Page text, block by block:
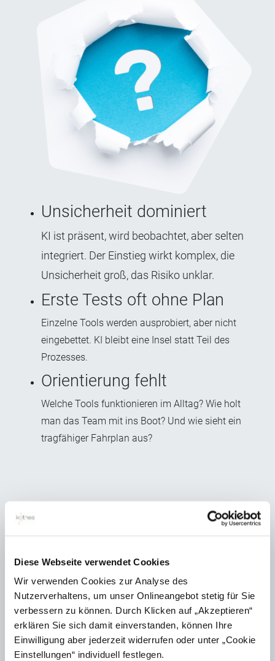
Diese Webseite verwendet Cookies
Wir verwenden Cookies zur Analyse des
Nutzerverhaltens, um unser Onlineangebot stetig für Sie
verbessern zu können. Durch Klicken auf „Akzeptieren“
erklären Sie sich damit einverstanden, können Ihre
Einwilligung aber jederzeit widerrufen oder unter „Cookie
Einstellungen“ individuell festlegen.
Unsicherheit dominiert
KI ist präsent, wird beobachtet, aber selten
integriert. Der Einstieg wirkt komplex, die
Unsicherheit groß, das Risiko unklar.
Erste Tests oft ohne Plan
Einzelne Tools werden ausprobiert, aber nicht
eingebettet. KI bleibt eine Insel statt Teil des
Prozesses.
Orientierung fehlt
Welche Tools funktionieren im Alltag? Wie holt
man das Team mit ins Boot? Und wie sieht ein
tragfähiger Fahrplan aus?
Genau hier setzt unser KI-Workshop
fundiertem Einstieg, realistischer
Potenzialanalyse und konkreten
nächsten Schritten – abgestimmt auf
Ihre Redaktion.